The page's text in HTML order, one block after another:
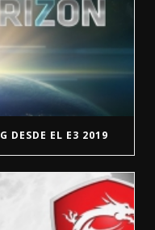
DESDE EL E3 2019